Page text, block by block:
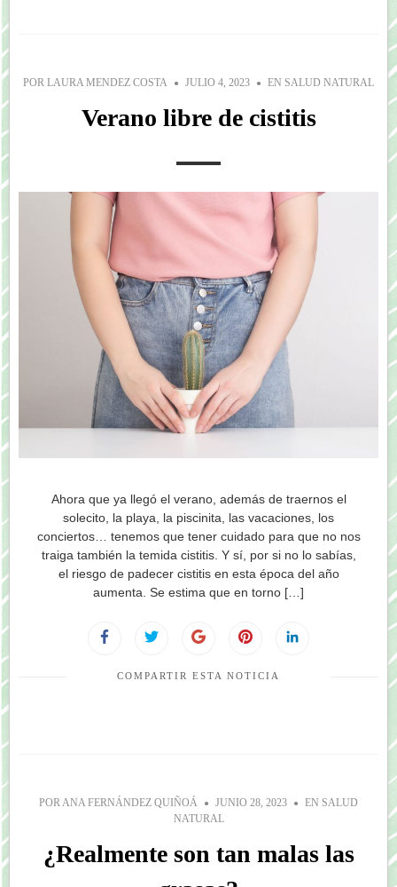
POR LAURA MENDEZ COSTA JULIO 4, 2023 EN SALUD NATURAL
Verano libre de cistitis
Ahora que ya llegó el verano, además de traernos el
solecito, la playa, la piscinita, las vacaciones, los
conciertos… tenemos que tener cuidado para que no nos
traiga también la temida cistitis. Y sí, por si no lo sabías,
el riesgo de padecer cistitis en esta época del año
aumenta. Se estima que en torno […]
COMPARTIR ESTA NOTICIA
PORANA FERNÁNDEZ QUIÑOÁ JUNIO 28, 2023 EN SALUD
NATURAL
¿Realmente son tan malas las